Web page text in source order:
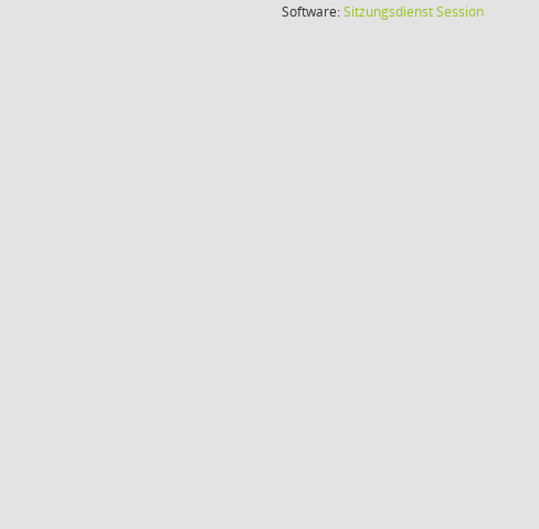
Software:SitzungsdienstSession(Wird in